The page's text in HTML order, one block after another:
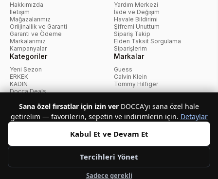
Hakkımızda
İletişim
Mağazalarımız
Oriijinallik ve Garanti
Garanti ve Ödeme
Markalarımız
Kampanyalar
Yardım Merkezi
İade ve Değişim
Havale Bildirimi
Şifremi Unuttum
Sipariş Takip
Elden Taksit Sorgulama
Siparişlerim
Kategoriler
Yeni Sezon
ERKEK
KADIN
Docca Deals
Markalar
Guess
Calvin Klein
Tommy Hilfiger
KvKK PolitikasıKullanıcı SözleşmesiMesafeli Satış Sözleşmesi
İptal ve İade PolitikasıÇerez Politikası
Telif Hakkı © 2026 Docca.com.tr Tüm hakları saklıdır.
Sana özel fırsatlar için izin ver DOCCA'yı sana özel hale
getirelim — favorilerin, sepetin ve indirimlerin için. Detaylar
Kabul Et ve Devam Et
Tercihleri Yönet
Sadece gerekli